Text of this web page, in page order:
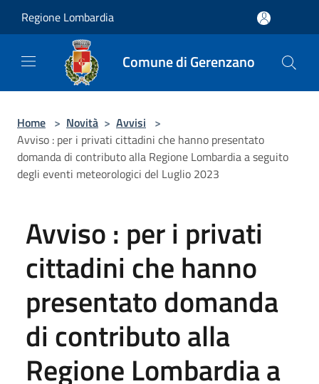
Regione Lombardia
Comune di Gerenzano
Home > Novità > Avvisi >
Avviso : per i privati cittadini che hanno presentato
domanda di contributo alla Regione Lombardia a seguito
degli eventi meteorologici del Luglio 2023
Avviso : per i privati
cittadini che hanno
presentato domanda
di contributo alla
Regione Lombardia a